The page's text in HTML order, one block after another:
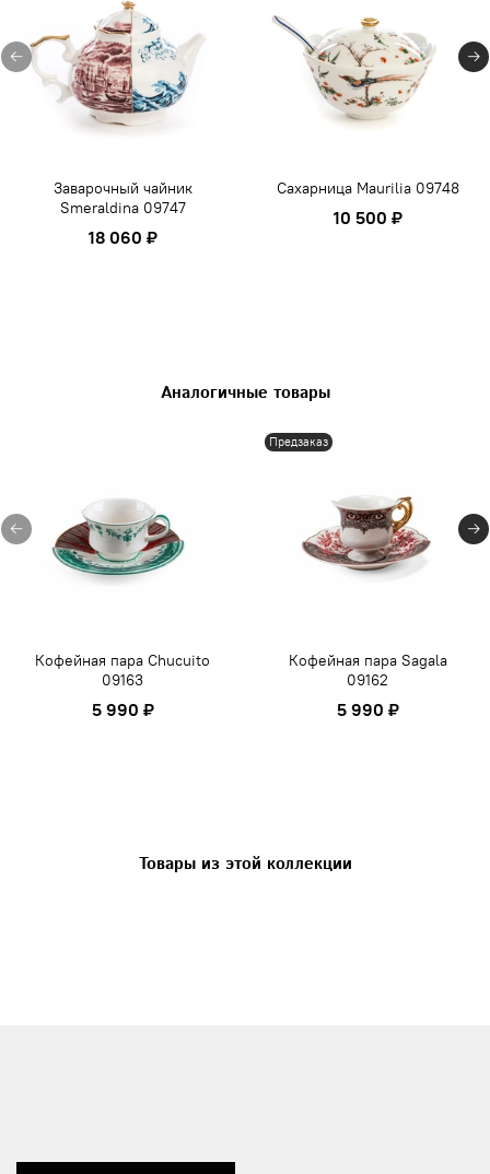
Заварочный чайник
Smeraldina 09747
18 060 ₽
Сахарница Maurilia 09748
10 500 ₽
Аналогичные товары
Кофейная пара Chucuito
09163
5 990 ₽
Предзаказ
Кофейная пара Sagala
09162
5 990 ₽
Товары из этой коллекции